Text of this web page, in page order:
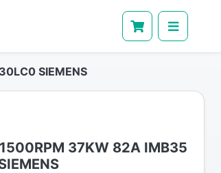
SIEMENS
37KW 82A IMB35